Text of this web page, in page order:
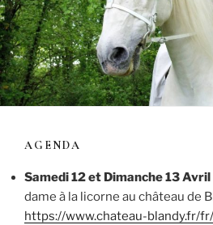
AGENDA
Samedi 12 et Dimanche 13 Avril
dame à la licorne au château de
https://www.chateau-blandy.fr/